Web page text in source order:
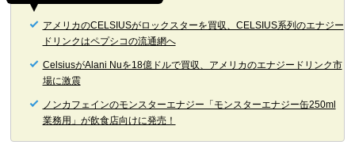
アメリカのCELSIUSがロックスターを買収、CELSIUS系列のエナジー
ドリンクはペプシコの流通網へ
CelsiusがAlani Nuを18億ドルで買収、アメリカのエナジードリンク市
場に激震
ノンカフェインのモンスターエナジー「モンスターエナジー缶250ml
業務用」が飲食店向けに発売！